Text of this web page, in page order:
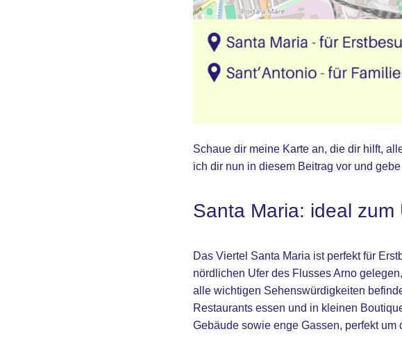
Schaue dir meine Karte an, die dir hilft,
ich dir nun in diesem Beitrag vor und
Santa Maria: ideal
Das Viertel Santa Maria ist perfekt für
nördlichen Ufer des Flusses Arno
alle wichtigen Sehenswürdigkeiten
Restaurants essen und in kleinen
Gebäude sowie enge Gassen, perfekt